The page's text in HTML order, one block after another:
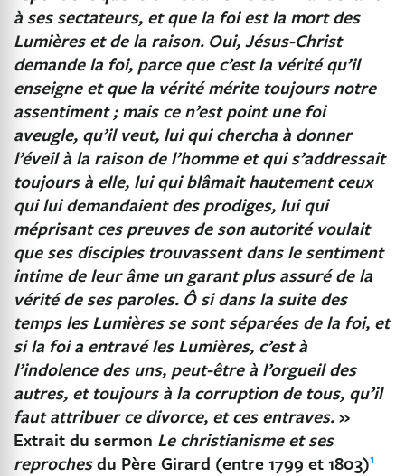
à ses sectateurs, et que la foi est la mort des
Lumières et de la raison. Oui, Jésus-Christ
demande la foi, parce que c’est la vérité qu’il
enseigne et que la vérité mérite toujours notre
assentiment ; mais ce n’est point une foi
aveugle, qu’il veut, lui qui chercha à donner
l’éveil à la raison de l’homme et qui s’addressait
toujours à elle, lui qui blâmait hautement ceux
qui lui demandaient des prodiges, lui qui
méprisant ces preuves de son autorité voulait
que ses disciples trouvassent dans le sentiment
intime de leur âme un garant plus assuré de la
vérité de ses paroles. Ô si dans la suite des
temps les Lumières se sont séparées de la foi, et
si la foi a entravé les Lumières, c’est à
l’indolence des uns, peut-être à l’orgueil des
autres, et toujours à la corruption de tous, qu’il
faut attribuer ce divorce, et ces entraves.»
Extrait du sermon Le christianisme et ses
reprochesdu Père Girard (entre 1799 et 1803)1